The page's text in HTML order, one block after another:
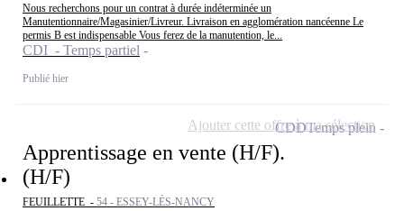
Nous recherchons pour un contrat à durée indéterminée un
Manutentionnaire/Magasinier/Livreur. Livraison en agglomération nancéenne Le
permis B est indispensable Vous ferez de la manutention, le...
CDI - Temps partiel
Publié hier
Apprentissage en vente (H/F).
(H/F)
FEUILLETTE - 54 - ESSEY-LÈS-NANCY
CDDTemps plein
Ajouter cette offre à ma sélection